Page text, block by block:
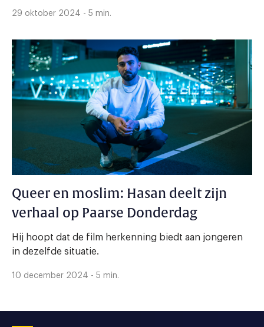
29 oktober 2024 - 5 min.
Queer en moslim: Hasan deelt zijn
verhaal op Paarse Donderdag
Hij hoopt dat de film herkenning biedt aan jongeren
in dezelfde situatie.
10 december 2024 - 5 min.